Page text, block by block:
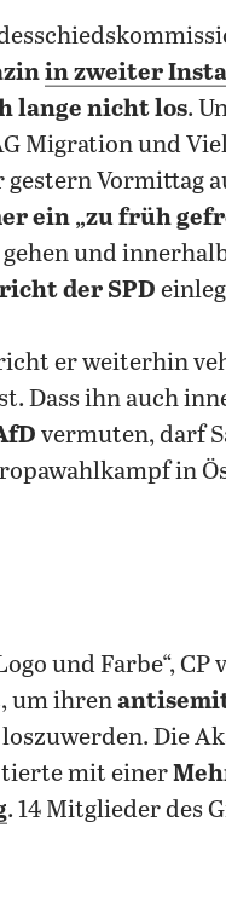
in zweiter
lange nicht los.
Migration und
Vormittag
ein „zu früh
und
der SPD
er weiterhin
Dass ihn auch
vermuten, darf
in
und Farbe“, CP
um ihren
loszuwerden. Die
mit einer
. 14 Mitglieder des